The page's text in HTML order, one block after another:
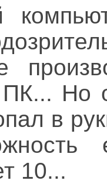
ПК... Но
в
10...